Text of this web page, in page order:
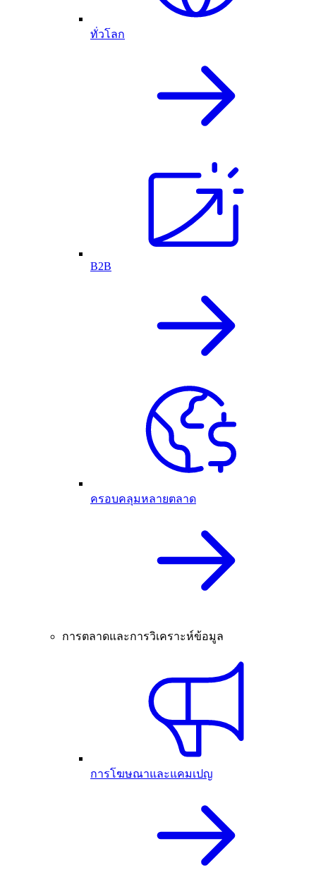
ทั่วโลก
B2B
ครอบคลุมหลายตลาด
การตลาดและการวิเคราะห์ข้อมูล
การโฆษณาและแคมเปญ